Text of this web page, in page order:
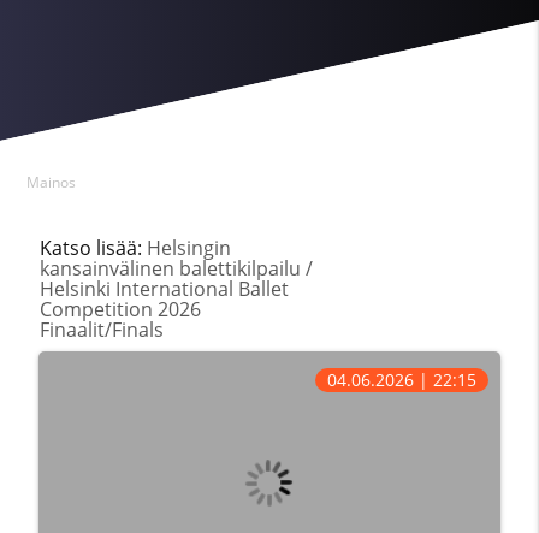
Mainos
Katso lisää: Helsingin
kansainvälinen balettikilpailu /
Helsinki International Ballet
Competition 2026
Finaalit/Finals
04.06.2026 | 22:15